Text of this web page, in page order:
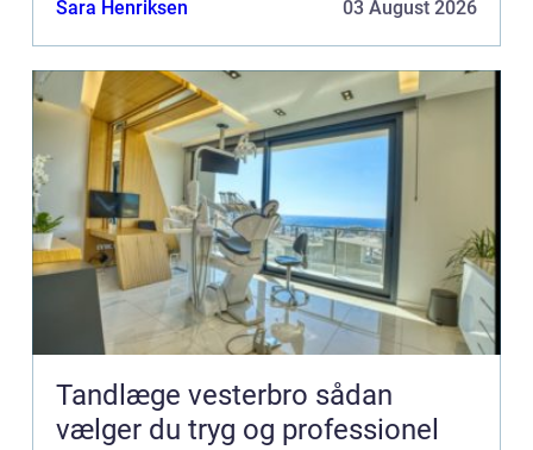
Sara Henriksen 03 August 2026
Tandlæge vesterbro sådan
vælger du tryg og professionel